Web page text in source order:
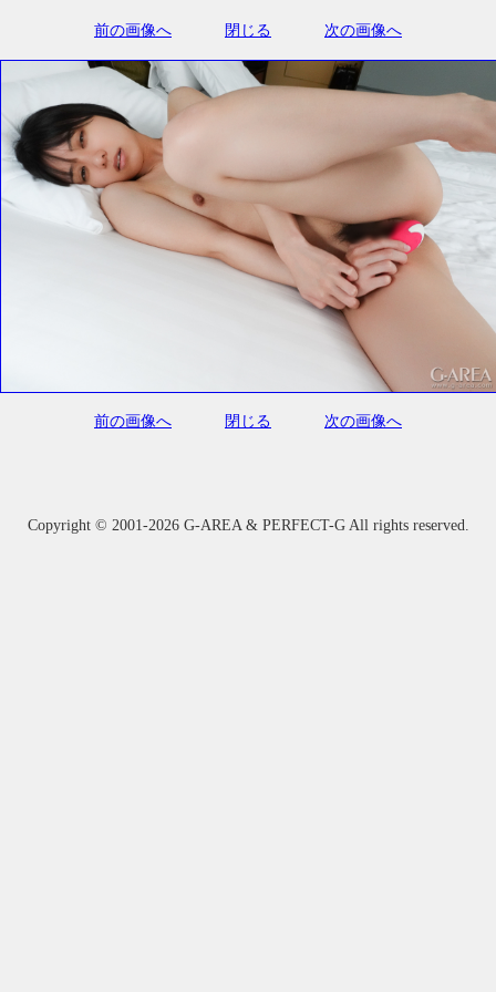
前の画像へ 閉じる 次の画像へ
前の画像へ 閉じる 次の画像へ
Copyright © 2001-2026 G-AREA & PERFECT-G All rights reserved.